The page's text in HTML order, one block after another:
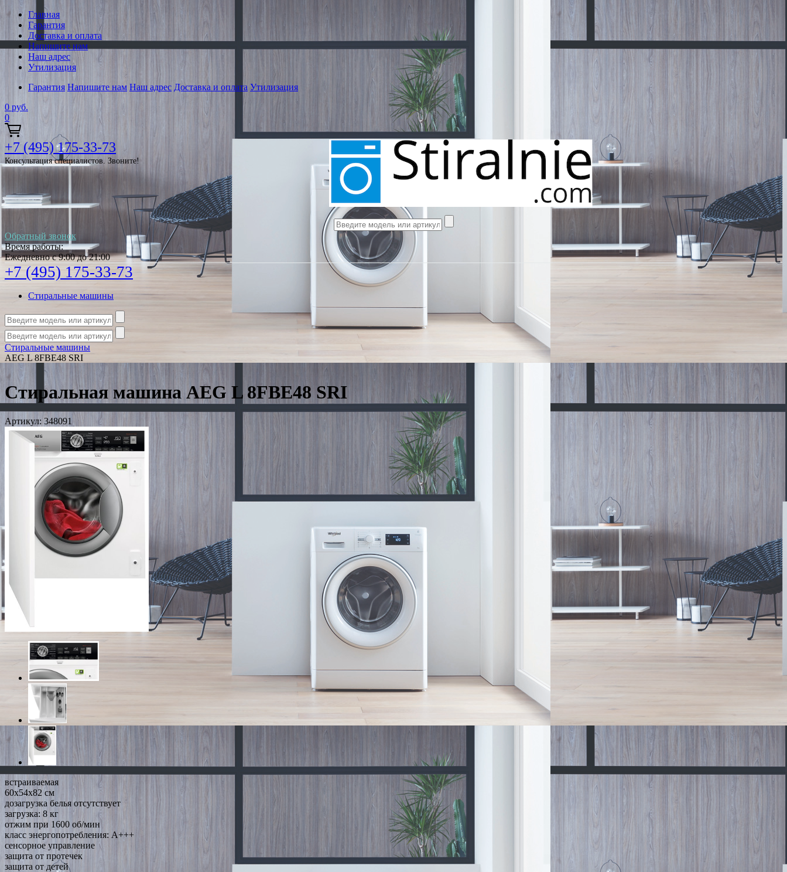
Главная
Гарантия
Доставка и оплата
Напишите нам
Наш адрес
Утилизация
Гарантия Напишите нам Наш адрес Доставка и оплата Утилизация
0 руб.
0
+7 (495) 175-33-73
Консультация специалистов. Звоните!
Обратный звонок
Время работы:
Ежедневно с 9:00 до 21:00
+7 (495) 175-33-73
Стиральные машины
Стиральные машины
AEG L 8FBE48 SRI
Стиральная машина AEG L 8FBE48 SRI
Артикул: 348091
встраиваемая
60x54x82 см
дозагрузка белья отсутствует
загрузка: 8 кг
отжим при 1600 об/мин
класс энергопотребления: A+++
сенсорное управление
защита от протечек
защита от детей